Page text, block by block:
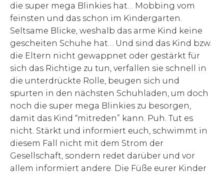
die super mega Blinkies hat… Mobbing vom
feinsten und das schon im Kindergarten.
Seltsame Blicke, weshalb das arme Kind keine
gescheiten Schuhe hat… Und sind das Kind bzw.
die Eltern nicht gewappnet oder gestärkt für
sich das Richtige zu tun, verfallen sie schnell in
die unterdrückte Rolle, beugen sich und
spurten in den nächsten Schuhladen, um doch
noch die super mega Blinkies zu besorgen,
damit das Kind “mitreden” kann. Puh. Tut es
nicht. Stärkt und informiert euch, schwimmt in
diesem Fall nicht mit dem Strom der
Gesellschaft, sondern redet darüber und vor
allem informiert andere. Die Füße eurer Kinder